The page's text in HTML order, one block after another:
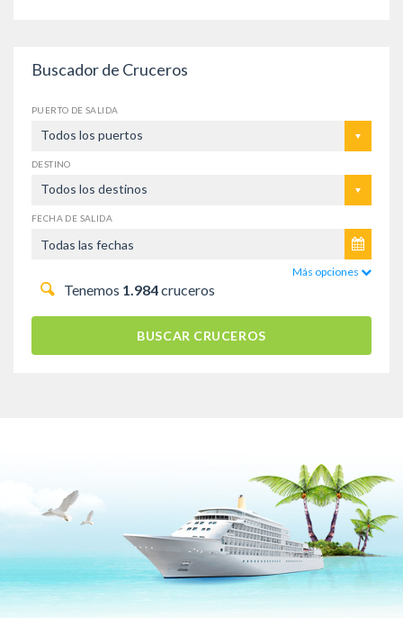
Buscador de Cruceros
PUERTO DE SALIDA
Todos los puertos
DESTINO
Todos los destinos
FECHA DE SALIDA
Más opciones
Tenemos 1.984cruceros
BUSCAR CRUCEROS